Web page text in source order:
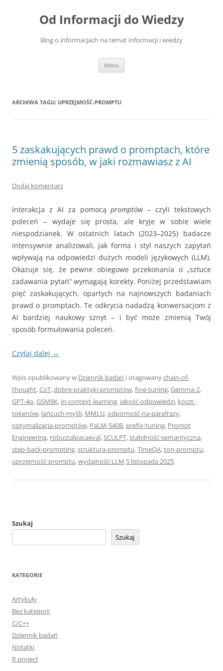
Od Informacji do Wiedzy
Blog o informacjach na temat informacji i wiedzy
Menu
ARCHIWA TAGU: UPRZEJMOŚĆ-PROMPTU
5 zaskakujących prawd o promptach, które
zmienią sposób, w jaki rozmawiasz z AI
Dodaj komentarz
Interakcja z AI za pomocąpromptów– czyli tekstowych
poleceń – wydaje się prosta, ale kryje w sobie wiele
niespodzianek. W ostatnich latach (2023–2025) badacze
intensywnie analizowali, jak forma i styl naszych zapytań
wpływają na odpowiedzi dużych modeli językowych (LLM).
Okazuje się, że pewne obiegowe przekonania o „sztuce
zadawania pytań” wymagają korekty. Poniżej przedstawiam
pięć zaskakujących, opartych na najnowszych badaniach
prawd o promptach. Te odkrycia nadadzą konwersacjom z
AI bardziej naukowy sznyt – i być może zmienią Twój
sposób formułowania poleceń.
Czytaj dalej →
Wpis opublikowany w Dziennik badań i otagowanychain-of-
thought,CoT,dobre-praktyki-promptów,fine-tuning,Gemma-2,
GPT-4o,GSM8K, in-context-learning, jakość-odpowiedzi, koszt-
tokenów,łańcuch-myśli, MMLU,odporność-na-parafrazy,
optymalizacja-promptów, PaLM-540B, prefix-tuning, Prompt
Engineering, robustalpacaeval,SCULPT,stabilność-semantyczna,
step-back-prompting,struktura-promptu,TimeQA,ton-promptu,
uprzejmość-promptu,wydajność-LLM 5 listopada 2025.
Szukaj
Szukaj
KATEGORIE
Artykuły
Bez kategorii
C/C++
Dziennik badań
Notatki
R project